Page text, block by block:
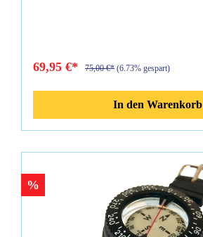
69,95 €* 75,00 €* (6.73% gespart)
In den Warenkorb
%